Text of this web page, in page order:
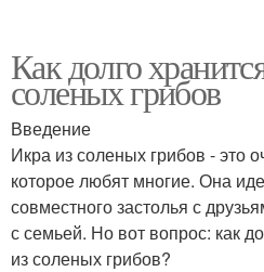
Как долго
соленых грибов
Введение
Икра из соленых грибов - это
которое любят многие. Она
совместного застолья с
с семьей. Но вот вопрос: как
из соленых грибов?